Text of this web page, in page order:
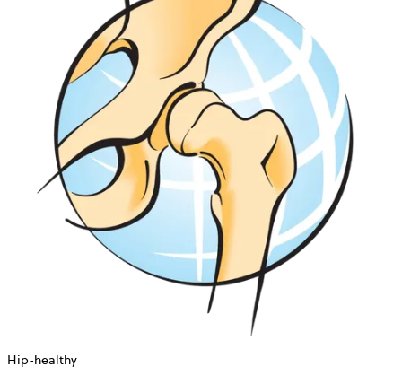
Hip-healthy